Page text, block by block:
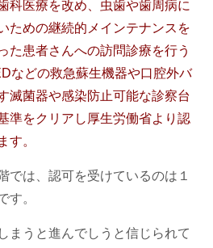
科医療を改め、虫歯や歯周病に
ための継続的メインテナンスを
た患者さんへの訪問診療を行う
などの救急蘇生機器や口腔外バ
滅菌器や感染防止可能な診察台
準をクリアし厚生労働省より認
す。
では、認可を受けているのは１
す。
まうと進んでしうと信じられて